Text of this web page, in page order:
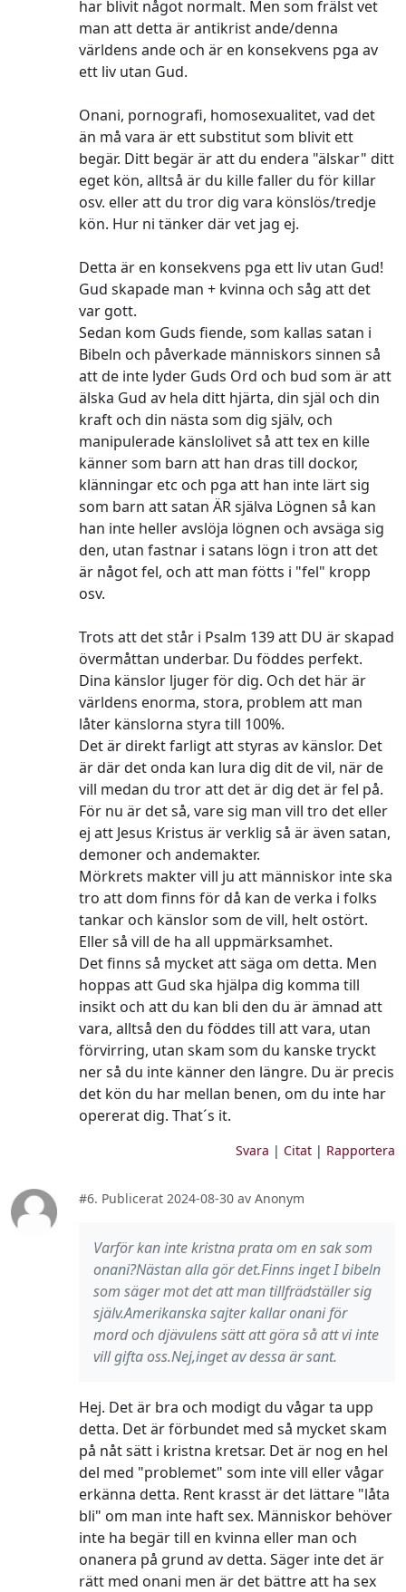
har blivit något normalt. Men som frälst vet
man att detta är antikrist ande/denna
världens ande och är en konsekvens pga av
ett liv utan Gud.
Onani, pornografi, homosexualitet, vad det
än må vara är ett substitut som blivit ett
begär. Ditt begär är att du endera "älskar" ditt
eget kön, alltså är du kille faller du för killar
osv. eller att du tror dig vara könslös/tredje
kön. Hur ni tänker där vet jag ej.
Detta är en konsekvens pga ett liv utan Gud!
Gud skapade man + kvinna och såg att det
var gott.
Sedan kom Guds fiende, som kallas satan i
Bibeln och påverkade människors sinnen så
att de inte lyder Guds Ord och bud som är att
älska Gud av hela ditt hjärta, din själ och din
kraft och din nästa som dig själv, och
manipulerade känslolivet så att tex en kille
känner som barn att han dras till dockor,
klänningar etc och pga att han inte lärt sig
som barn att satan ÄR själva Lögnen så kan
han inte heller avslöja lögnen och avsäga sig
den, utan fastnar i satans lögn i tron att det
är något fel, och att man fötts i "fel" kropp
osv.
Trots att det står i Psalm 139 att DU är skapad
övermåttan underbar. Du föddes perfekt.
Dina känslor ljuger för dig. Och det här är
världens enorma, stora, problem att man
låter känslorna styra till 100%.
Det är direkt farligt att styras av känslor. Det
är där det onda kan lura dig dit de vil, när de
vill medan du tror att det är dig det är fel på.
För nu är det så, vare sig man vill tro det eller
ej att Jesus Kristus är verklig så är även satan,
demoner och andemakter.
Mörkrets makter vill ju att människor inte ska
tro att dom finns för då kan de verka i folks
tankar och känslor som de vill, helt ostört.
Eller så vill de ha all uppmärksamhet.
Det finns så mycket att säga om detta. Men
hoppas att Gud ska hjälpa dig komma till
insikt och att du kan bli den du är ämnad att
vara, alltså den du föddes till att vara, utan
förvirring, utan skam som du kanske tryckt
ner så du inte känner den längre. Du är precis
det kön du har mellan benen, om du inte har
opererat dig. That´s it.
Svara | Citat| Rapportera
#6. Publicerat 2024-08-30 av Anonym
Varför kan inte kristna prata om en sak som
onani?Nästan alla gör det.Finns inget I bibeln
som säger mot det att man tillfrädställer sig
själv.Amerikanska sajter kallar onani för
mord och djävulens sätt att göra så att vi inte
vill gifta oss.Nej,inget av dessa är sant.
Hej. Det är bra och modigt du vågar ta upp
detta. Det är förbundet med så mycket skam
på nåt sätt i kristna kretsar. Det är nog en hel
del med "problemet" som inte vill eller vågar
erkänna detta. Rent krasst är det lättare "låta
bli" om man inte haft sex. Människor behöver
inte ha begär till en kvinna eller man och
onanera på grund av detta. Säger inte det är
rätt med onani men är det bättre att ha sex